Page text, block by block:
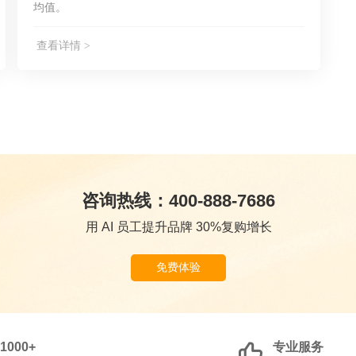
均值。
查看详情 >
咨询热线：400-888-7686
用 AI 员工提升品牌 30%复购增长
免费体验
1000+ 专业服务